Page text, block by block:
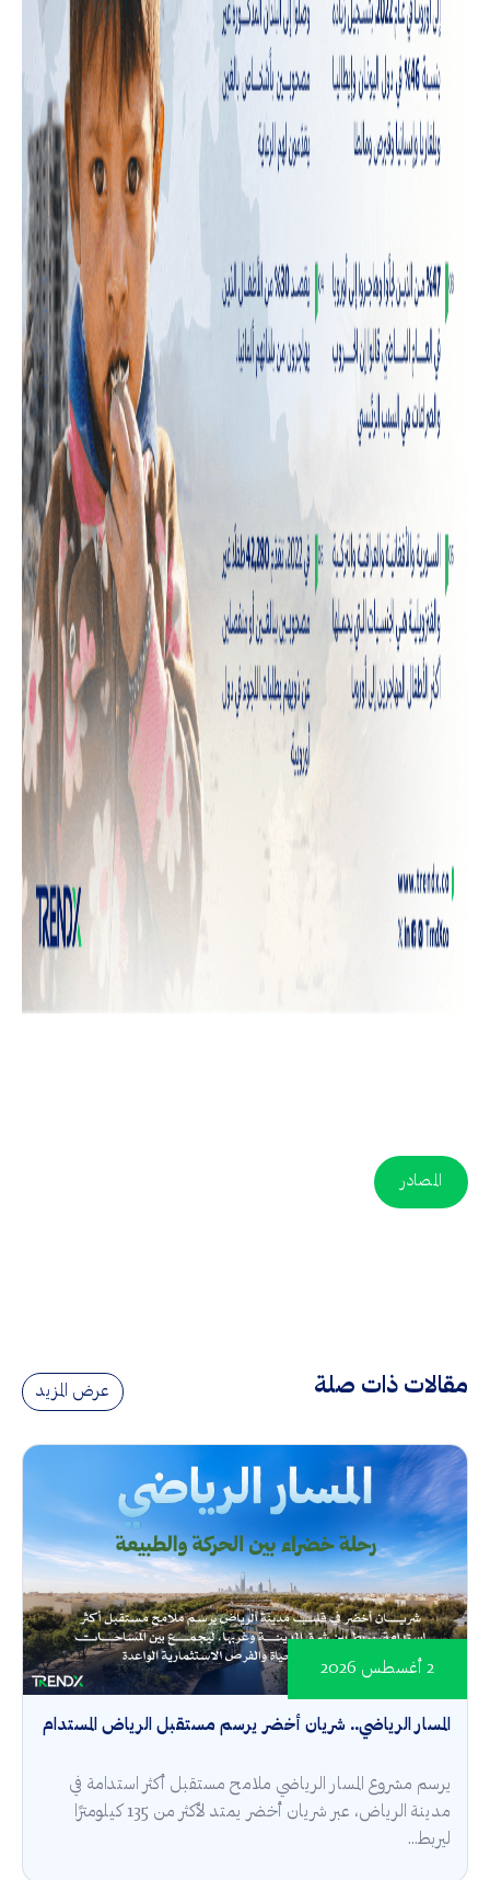
المصادر
مقالات ذات صلة عرض المزيد
المسار الرياضي.. شريان أخضر يرسم مستقبل الرياض المستدام
2 أغسطس 2026
يرسم مشروع المسار الرياضي ملامح مستقبل أكثر استدامة في
مدينة الرياض، عبر شريان أخضر يمتد لأكثر من 135 كيلومترًا
ليربط...